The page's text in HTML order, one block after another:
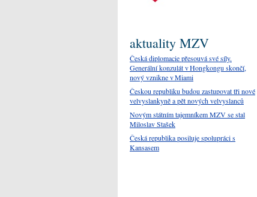
aktuality MZV
Česká diplomacie přesouvá své síly.
Generální konzulát v Hongkongu skončí,
nový vznikne v Miami
Českou republiku budou zastupovat tři nové
velvyslankyně a pět nových velvyslanců
Novým státním tajemníkem MZV se stal
Miloslav Stašek
Česká republika posiluje spolupráci s
Kansasem